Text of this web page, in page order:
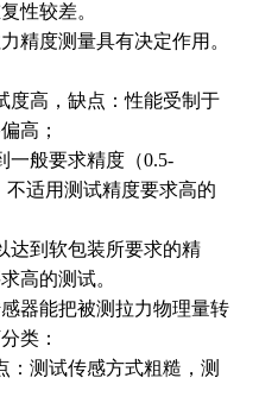
性较差。
度测量具有决定作用。
高，缺点：性能受制于
高；
般要求精度（0.5-
不适用测试精度要求高的
到软包装所要求的精
高的测试。
能把被测拉力物理量转
类：
测试传感方式粗糙，测